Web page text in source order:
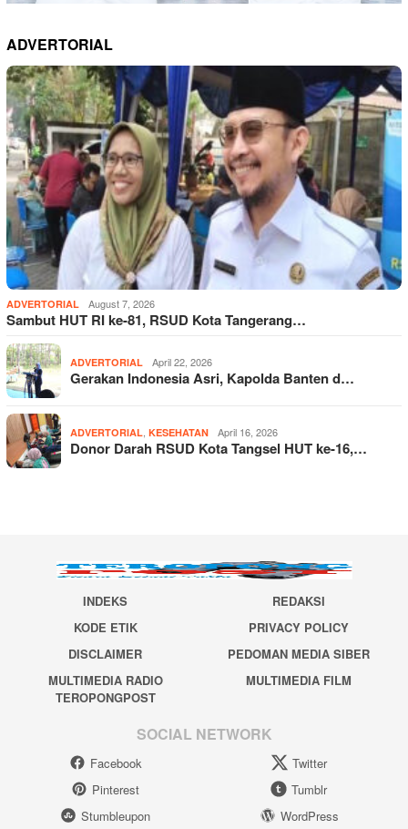
ADVERTORIAL
ADVERTORIAL August 7, 2026
Sambut HUT RI ke-81, RSUD Kota Tangerang…
ADVERTORIAL April 22, 2026
Gerakan Indonesia Asri, Kapolda Banten d…
ADVERTORIAL KESEHATAN April 16, 2026
Donor Darah RSUD Kota Tangsel HUT ke-16,…
INDEKS
REDAKSI
KODE ETIK
PRIVACY POLICY
DISCLAIMER
PEDOMAN MEDIA SIBER
MULTIMEDIA RADIO
TEROPONGPOST
MULTIMEDIA FILM
SOCIAL NETWORK
Facebook
Twitter
Pinterest
Tumblr
Stumbleupon
WordPress